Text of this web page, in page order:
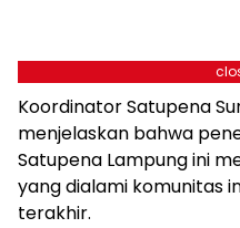
Koordinator Satupena
menjelaskan bahwa
Satupena Lampung ini
yang dialami komunitas
terakhir.